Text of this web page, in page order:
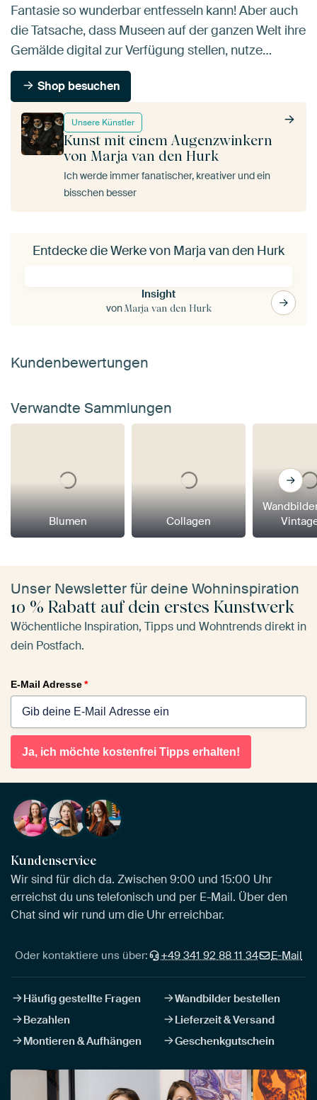
Unsere Künstler
Kunst mit einem Augenzwinkern
von Marja van den Hurk
Ich werde immer fanatischer, kreativer und ein
bisschen besser
Fantasie so wunderbar entfesseln kann! Aber auch
die Tatsache, dass Museen auf der ganzen Welt ihre
Gemälde digital zur Verfügung stellen, nutze…
Shop besuchen
Entdecke die Werke von Marja van den Hurk
Insight
vonMarja van den Hurk
Kundenbewertungen
Verwandte Sammlungen
Blumen Collagen
Unser Newsletter für deine Wohninspiration
10 % Rabatt auf dein erstes Kunstwerk
Wöchentliche Inspiration, Tipps und Wohntrends direkt in
dein Postfach.
E-Mail Adresse*
Ja, ich möchte kostenfrei Tipps erhalten!
Kundenservice
Wir sind für dich da. Zwischen 9:00 und 15:00 Uhr
erreichst du uns telefonisch und per E-Mail. Über den
Chat sind wir rund um die Uhr erreichbar.
Oder kontaktiere uns über: +49 341 92 88 11 34 E-Mail
Häufig gestellte Fragen
Wandbilder bestellen
Bezahlen
Lieferzeit & Versand
Montieren & Aufhängen
Geschenkgutschein